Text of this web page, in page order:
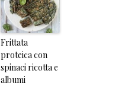
Frittata
proteica con
spinaci ricotta e
albumi